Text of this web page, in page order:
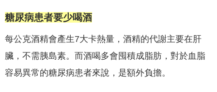
糖尿病患者要少喝酒
每公克酒精會產生7大卡熱量，酒精的代謝主要在肝
臟，不需胰島素。而酒喝多會囤積成脂肪，對於血脂
容易異常的糖尿病患者來說，是額外負擔。